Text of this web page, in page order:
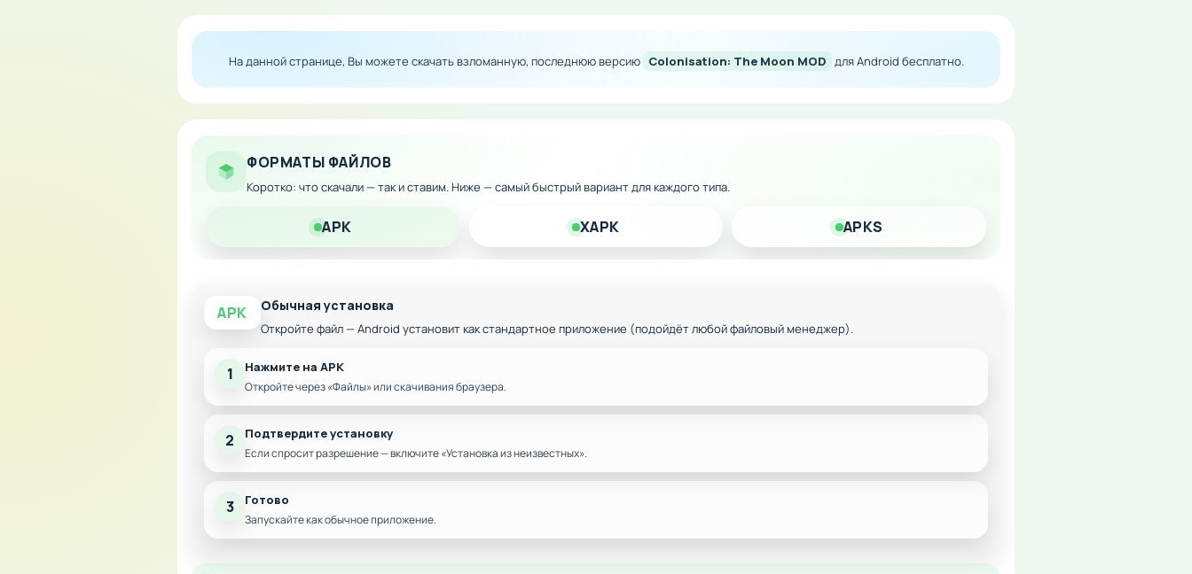
Полный контроль над игровым процессом
Скачайте модифицированную версию на Андроид и получите максимум удовольствия от космической защиты
вашей базы!
На данной странице, Вы можете скачать взломанную, последнюю версию Colonisation: The Moon MOD для Android бесплатно.
ФОРМАТЫ ФАЙЛОВ
Коротко: что скачали — так и ставим. Ниже — самый быстрый вариант для каждого типа.
APK XAPK APKS
APK Обычная установка
Откройте файл — Android установит как стандартное приложение (подойдёт любой файловый менеджер).
1 Нажмите на APK
Откройте через «Файлы» или скачивания браузера.
2 Подтвердите установку
Если спросит разрешение — включите «Установка из неизвестных».
3 Готово
Запускайте как обычное приложение.